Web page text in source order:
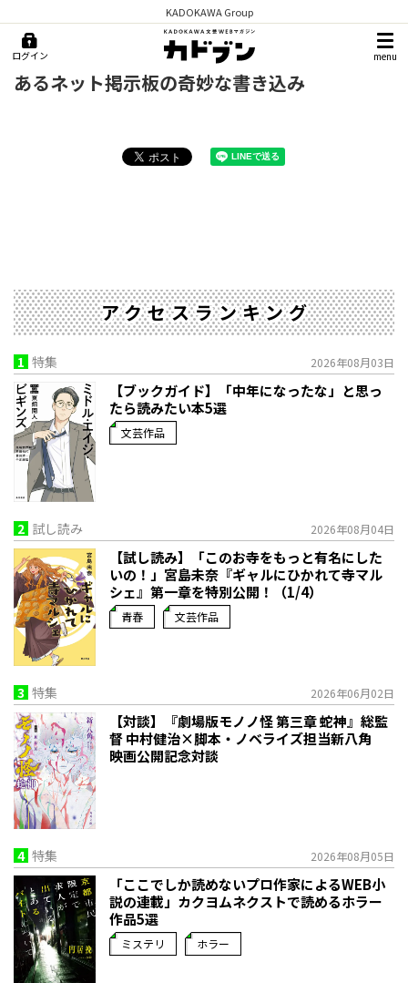
KADOKAWA Group
ログイン menu
あるネット掲示板の奇妙な書き込み
アクセスランキング
1 特集 2026年08月03日
【ブックガイド】「中年になったな」と思っ
たら読みたい本5選
文芸作品
2 試し読み 2026年08月04日
【試し読み】「このお寺をもっと有名にした
いの！」宮島未奈『ギャルにひかれて寺マル
シェ』第一章を特別公開！（1/4）
青春 文芸作品
3 特集 2026年06月02日
【対談】『劇場版モノノ怪 第三章 蛇神』総監
督 中村健治×脚本・ノベライズ担当新八角
映画公開記念対談
4 特集 2026年08月05日
「ここでしか読めないプロ作家によるWEB小
説の連載」――カクヨムネクストで読めるホラー
作品5選
ミステリ ホラー